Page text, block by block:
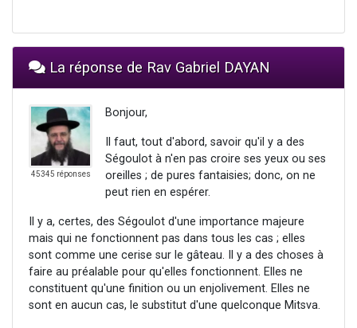
La réponse de Rav Gabriel DAYAN
45345 réponses
Bonjour,
Il faut, tout d'abord, savoir qu'il y a des
Ségoulot à n'en pas croire ses yeux ou ses
oreilles ; de pures fantaisies; donc, on ne
peut rien en espérer.
Il y a, certes, des Ségoulot d'une importance majeure
mais qui ne fonctionnent pas dans tous les cas ; elles
sont comme une cerise sur le gâteau. Il y a des choses à
faire au préalable pour qu'elles fonctionnent. Elles ne
constituent qu'une finition ou un enjolivement. Elles ne
sont en aucun cas, le substitut d'une quelconque Mitsva.